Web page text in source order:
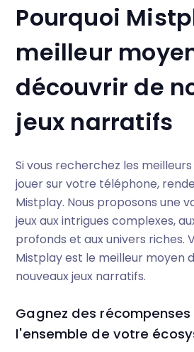
Pourquoi
meilleur
découvrir de
jeux narratifs
Si vous recherchez les
jouer sur votre téléphone,
Mistplay. Nous proposons une
jeux aux intrigues complexes,
profonds et aux univers riches.
Mistplay est le meilleur moyen
nouveaux jeux narratifs.
Gagnez des
l'ensemble de votre